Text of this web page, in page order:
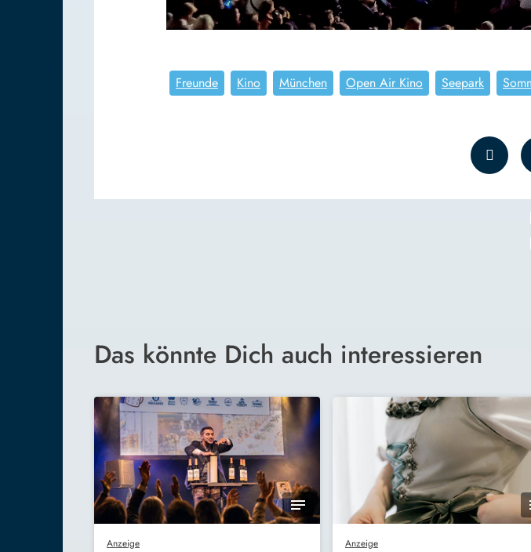
Freunde Kino München Open Air Kino Seepark
Das könnte Dich auch interessieren
Anzeige Anzeige